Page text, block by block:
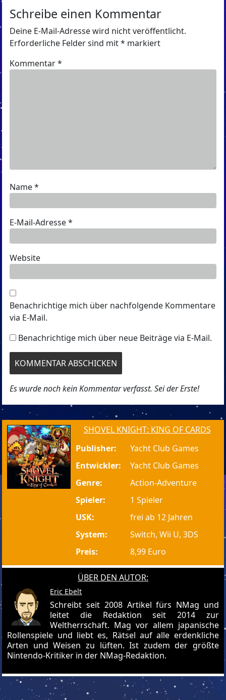
Schreibe einen Kommentar
Deine E-Mail-Adresse wird nicht veröffentlicht.
Erforderliche Felder sind mit* markiert
Kommentar*
Name*
E-Mail-Adresse*
Website
Benachrichtige mich über nachfolgende Kommentare
via E-Mail.
Benachrichtige mich über neue Beiträge via E-Mail.
Es wurde noch kein Kommentar verfasst. Sei der Erste!
SHOVEL KNIGHT: KING OF CARDS
Publisher:
Yacht Club Games
Entwickler:
Yacht Club Games
Genre:
Action-Adventure
Spieler:
1 Spieler
USK:
frei ab 12 Jahren
System:
Switch, Wii U, 3DS
Preis:
8,99 Euro
ÜBER DEN AUTOR:
Eric Ebelt
Schreibt seit 2008 Artikel fürs NMag und
leitet die Redaktion seit 2014 zur
Weltherrschaft. Mag vor allem japanische
Rollenspiele und liebt es, Rätsel auf alle erdenkliche
Arten und Weisen zu lüften. Ist zudem der größte
Nintendo-Kritiker in der NMag-Redaktion.